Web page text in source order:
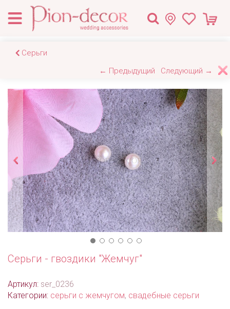
Серьги
← Предыдущий
Следующий →
Серьги - гвоздики "Жемчуг"
Артикул: ser_0236
Категории: серьги с жемчугом, свадебные серьги